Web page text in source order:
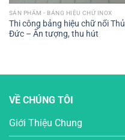
SẢN PHẨM - BẢNG HIỆU CHỮ INOX
Thi công bảng hiệu chữ nổi Thủ
Đức – Ấn tượng, thu hút
VỀ CHÚNG TÔI
Giới Thiệu Chung